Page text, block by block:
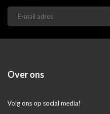
Over ons
Volg ons op social media!